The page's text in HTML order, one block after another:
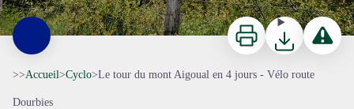
ImprimerTéléchargerSignaler
>>Accueil>Cyclo>Le tour du mont Aigoual en 4 jours - Vélo route
Dourbies